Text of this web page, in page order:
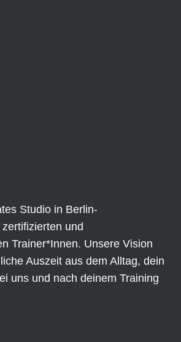
Studio in Berlin-
und
Trainer*Innen. Unsere Vision
Auszeit aus dem Alltag, dein
uns und nach deinem Training